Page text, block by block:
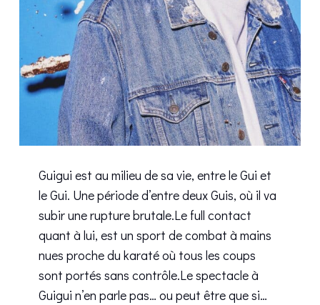
Guigui est au milieu de sa vie, entre le Gui et
le Gui. Une période d’entre deux Guis, où il va
subir une rupture brutale.Le full contact
quant à lui, est un sport de combat à mains
nues proche du karaté où tous les coups
sont portés sans contrôle.Le spectacle à
Guigui n’en parle pas… ou peut être que si…